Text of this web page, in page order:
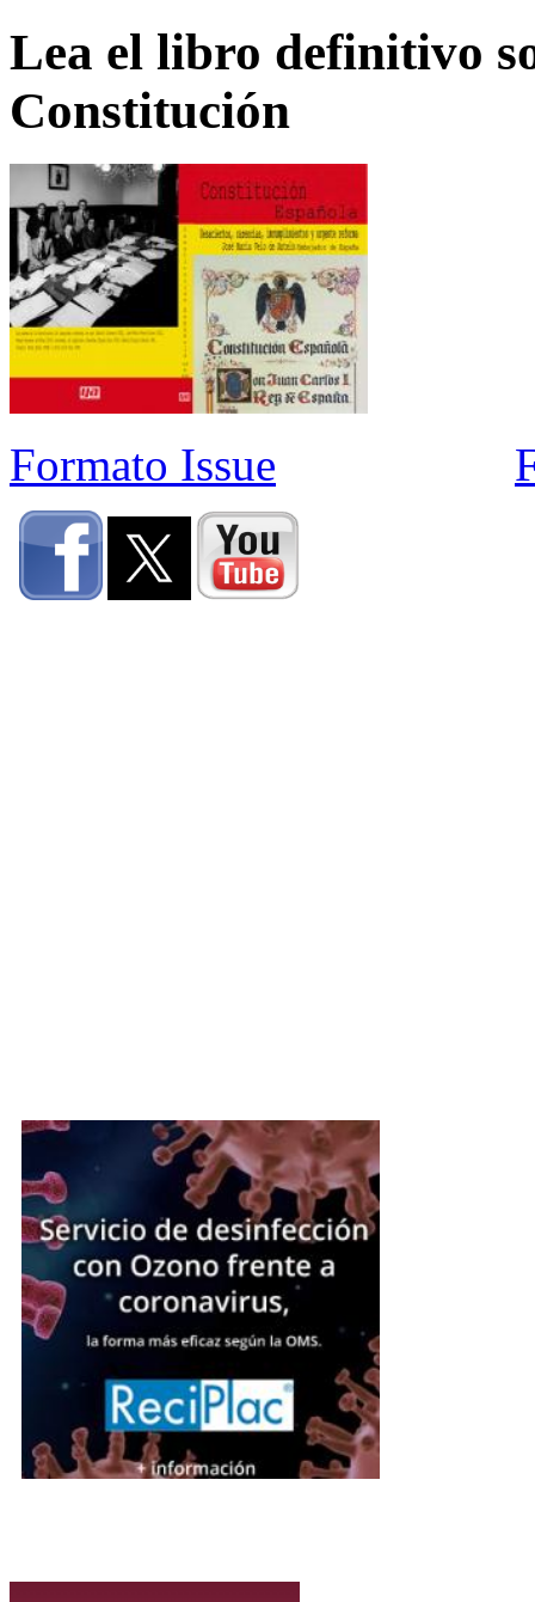
Lea el libro definitivo
Constitución
Formato Issue